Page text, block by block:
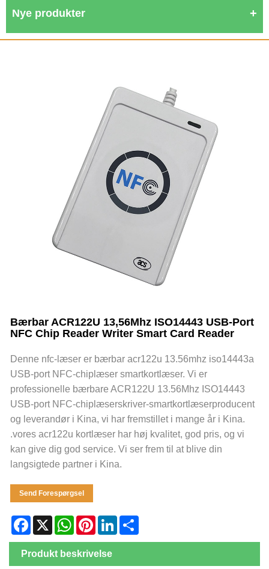
Nye produkter
Bærbar ACR122U 13,56Mhz ISO14443 USB-Port
NFC Chip Reader Writer Smart Card Reader
Denne nfc-læser er bærbar acr122u 13.56mhz iso14443a
USB-port NFC-chiplæser smartkortlæser. Vi er
professionelle bærbare ACR122U 13.56Mhz ISO14443
USB-port NFC-chiplæserskriver-smartkortlæserproducent
og leverandør i Kina, vi har fremstillet i mange år i Kina.
.vores acr122u kortlæser har høj kvalitet, god pris, og vi
kan give dig god service. Vi ser frem til at blive din
langsigtede partner i Kina.
Send Forespørgsel
Facebook
X WhatsApp
PinterestLinkedIn
Produkt beskrivelse